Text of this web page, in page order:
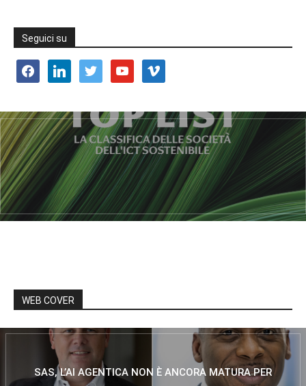
Seguici su
facebooklinkedin twitter youtube vimeo
WEB COVER
SAS, L’AI AGENTICA NON È ANCORA MATURA PER